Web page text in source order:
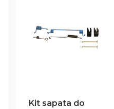
Kit sapata do